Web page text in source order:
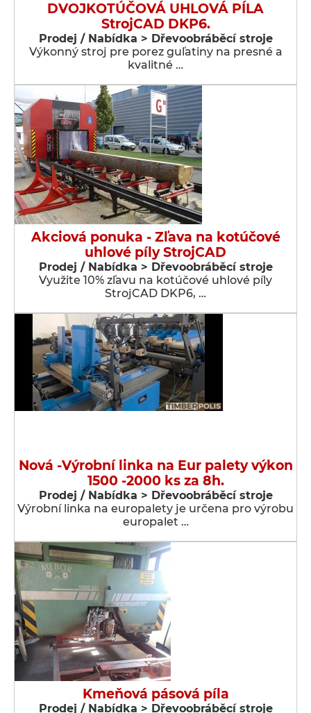
DVOJKOTÚČOVÁ UHLOVÁ PÍLA
StrojCAD DKP6.
Prodej / Nabídka > Dřevoobráběcí stroje
Výkonný stroj pre porez guľatiny na presné a
kvalitné …
Akciová ponuka - Zľava na kotúčové
uhlové píly StrojCAD
Prodej / Nabídka > Dřevoobráběcí stroje
Využite 10% zľavu na kotúčové uhlové píly
StrojCAD DKP6, …
Nová -Výrobní linka na Eur palety výkon
1500 -2000 ks za 8h.
Prodej / Nabídka > Dřevoobráběcí stroje
Výrobní linka na europalety je určena pro výrobu
europalet …
Kmeňová pásová píla
Prodej / Nabídka > Dřevoobráběcí stroje